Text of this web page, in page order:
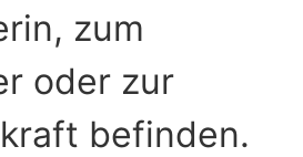
zum
oder zur
befinden.